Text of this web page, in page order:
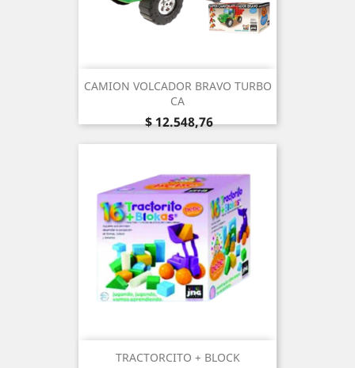
CAMION VOLCADOR BRAVO TURBO
CA
Precio
$ 12.548,76
TRACTORCITO + BLOCK